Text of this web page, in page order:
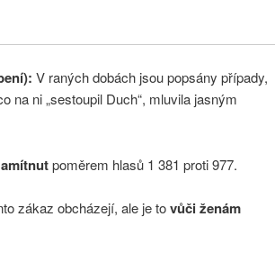
V raných dobách jsou popsány případy,
na ni „sestoupil Duch“, mluvila jasným
poměrem hlasů 1 381 proti 977.
zákaz obcházejí, ale je tovůči ženám